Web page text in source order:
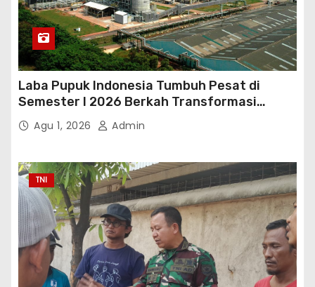
Laba Pupuk Indonesia Tumbuh Pesat di
Semester I 2026 Berkah Transformasi
Danantara
Agu 1, 2026 Admin
TNI